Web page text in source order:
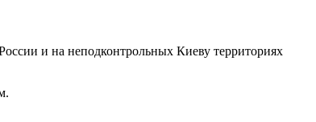
и на неподконтрольных Киеву территориях